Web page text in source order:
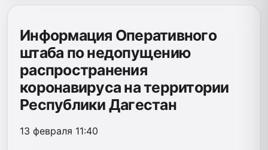
Информация Оперативного
штаба по недопущению
распространения
коронавируса на территории
Республики Дагестан
13 февраля 11:40